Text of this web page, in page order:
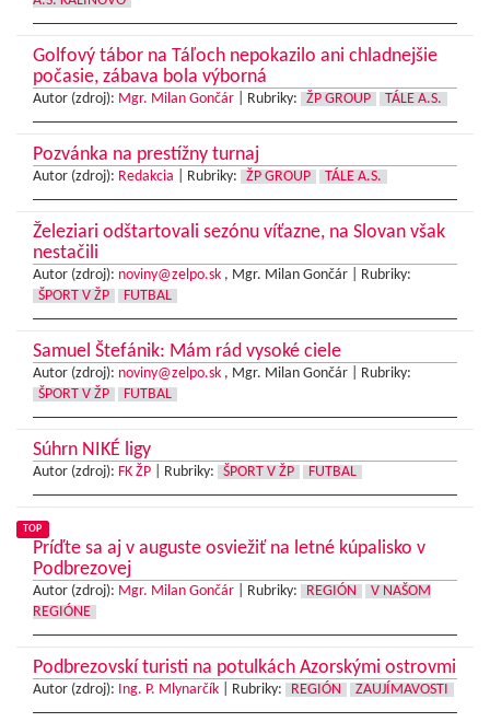
Golfový tábor na Táľoch nepokazilo ani chladnejšie
počasie, zábava bola výborná
Autor (zdroj): Mgr. Milan Gončár Rubriky: ŽP GROUP TÁLE A.S.
Pozvánka na prestížny turnaj
Autor (zdroj): Redakcia Rubriky: ŽP GROUP TÁLE A.S.
Železiari odštartovali sezónu víťazne, na Slovan však
nestačili
Autor (zdroj): noviny@zelpo.sk , Mgr. Milan Gončár |
Rubriky:
ŠPORT V ŽP
FUTBAL
Samuel Štefánik: Mám rád vysoké ciele
Autor (zdroj): noviny@zelpo.sk , Mgr. Milan Gončár |
Rubriky:
ŠPORT V ŽP
FUTBAL
Súhrn NIKÉ ligy
Autor (zdroj): FK ŽP Rubriky: ŠPORT V ŽP FUTBAL
TOP
Príďte sa aj v auguste osviežiť na letné kúpalisko v
Podbrezovej
Autor (zdroj): Mgr. Milan Gončár Rubriky: REGIÓN
V NAŠOM
REGIÓNE
Podbrezovskí turisti na potulkách Azorskými ostrovmi
Autor (zdroj): Ing. P. Mlynarčík Rubriky: REGIÓN ZAUJÍMAVOSTI